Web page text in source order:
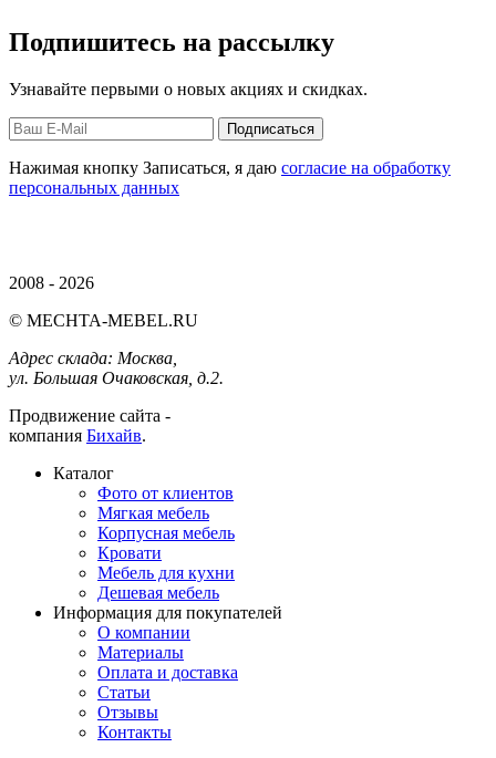
Подпишитесь на рассылку
Узнавайте первыми о новых акциях и скидках.
Нажимая кнопку Записаться, я даю согласие на обработку
персональных данных
2008 - 2026
© MECHTA-MEBEL.RU
Адрес склада: Москва,
ул. Большая Очаковская, д.2.
Продвижение сайта -
компания Бихайв.
Каталог
Фото от клиентов
Мягкая мебель
Корпусная мебель
Кровати
Мебель для кухни
Дешевая мебель
Информация для покупателей
О компании
Материалы
Оплата и доставка
Статьи
Отзывы
Контакты